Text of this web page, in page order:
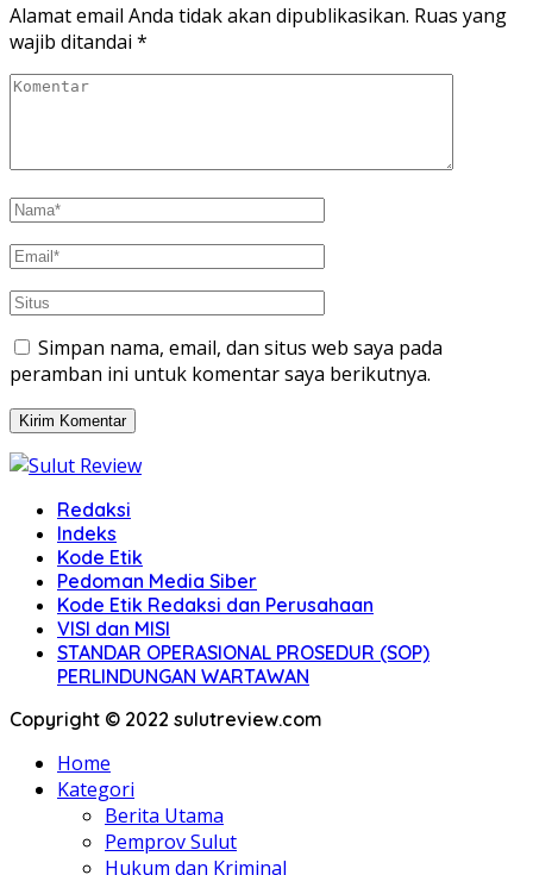
baru) baru)
Alamat email Anda tidak akan dipublikasikan. Ruas yang
wajib ditandai *
Simpan nama, email, dan situs web saya pada
peramban ini untuk komentar saya berikutnya.
Redaksi
Indeks
Kode Etik
Pedoman Media Siber
Kode Etik Redaksi dan Perusahaan
VISI dan MISI
STANDAR OPERASIONAL PROSEDUR (SOP)
PERLINDUNGAN WARTAWAN
Copyright © 2022 sulutreview.com
Home
Kategori
Berita Utama
Pemprov Sulut
Hukum dan Kriminal